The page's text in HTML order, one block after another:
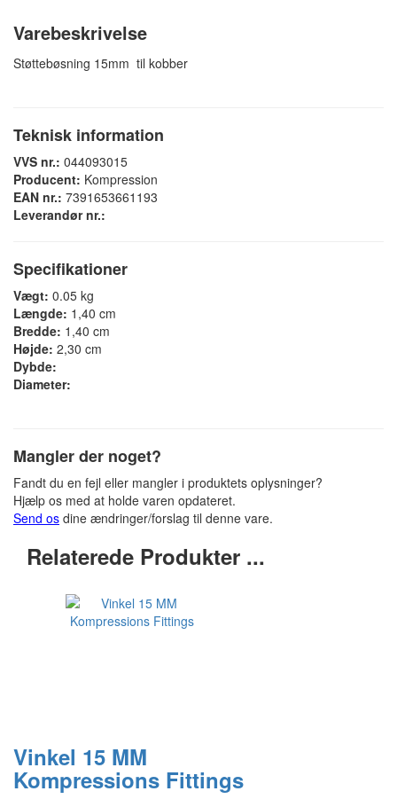
Varebeskrivelse
Støttebøsning 15mm til kobber
Teknisk information
VVS nr.: 044093015
Producent: Kompression
EAN nr.: 7391653661193
Leverandør nr.:
Specifikationer
Vægt: 0.05 kg
Længde: 1,40 cm
Bredde: 1,40 cm
Højde: 2,30 cm
Dybde:
Diameter:
Mangler der noget?
Fandt du en fejl eller mangler i produktets oplysninger?
Hjælp os med at holde varen opdateret.
Send os dine ændringer/forslag til denne vare.
Relaterede Produkter ...
Vinkel 15 MM
Kompressions Fittings